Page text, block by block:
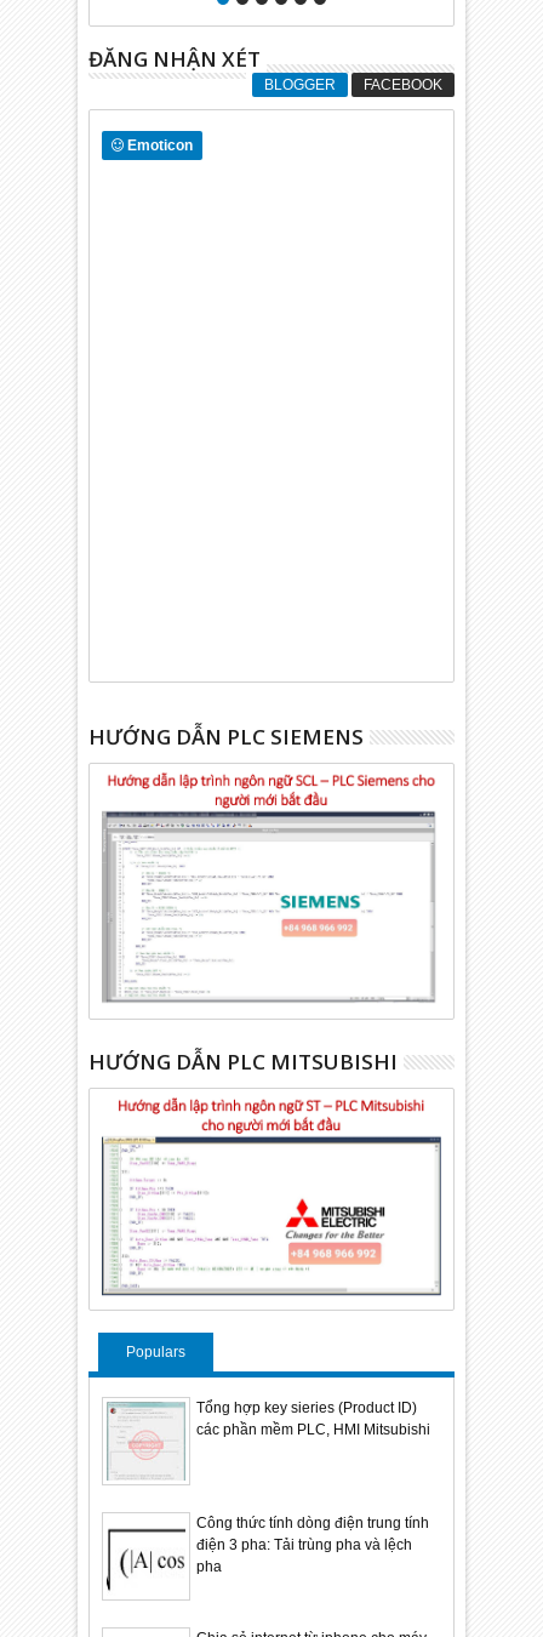
ĐĂNG NHẬN XÉT
BLOGGER FACEBOOK
Emoticon
HƯỚNG DẪN PLC SIEMENS
HƯỚNG DẪN PLC MITSUBISHI
Populars
Tổng hợp key sieries (Product ID)
các phần mềm PLC, HMI Mitsubishi
Công thức tính dòng điện trung tính
điện 3 pha: Tải trùng pha và lệch
pha